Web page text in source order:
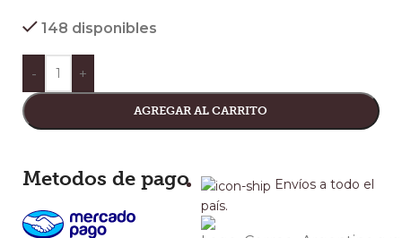
148 disponibles
- +
AGREGAR AL CARRITO
Metodos de pago
Envíos a todo el
país.